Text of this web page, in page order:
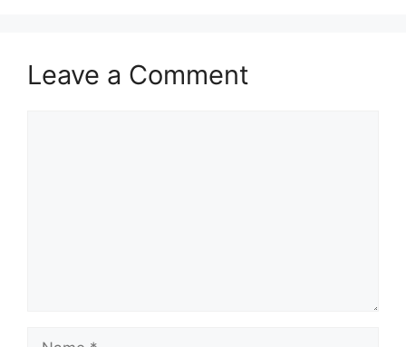
Leave a Comment
Name